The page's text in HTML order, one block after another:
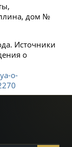
дом №
Источники
о
o-